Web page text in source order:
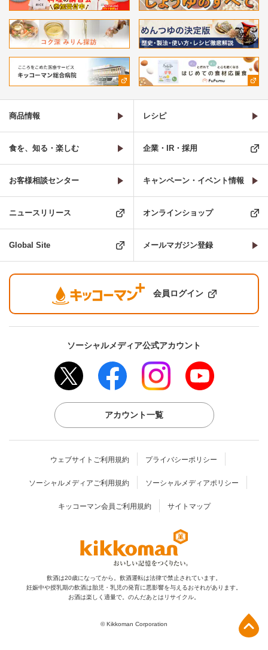
商品情報 レシピ
食を、知る・楽しむ 企業・IR・採用
お客様相談センター キャンペーン・イベント情報
ニュースリリース オンラインショップ
Global Site メールマガジン登録
会員ログイン
ソーシャルメディア公式アカウント
アカウント一覧
ウェブサイトご利用規約 プライバシーポリシー
ソーシャルメディアご利用規約 ソーシャルメディアポリシー
キッコーマン会員ご利用規約 サイトマップ
飲酒は20歳になってから。飲酒運転は法律で禁止されています。
妊娠中や授乳期の飲酒は胎児・乳児の発育に悪影響を与えるおそれがあります。
お酒は楽しく適量で。のんだあとはリサイクル。
© Kikkoman Corporation